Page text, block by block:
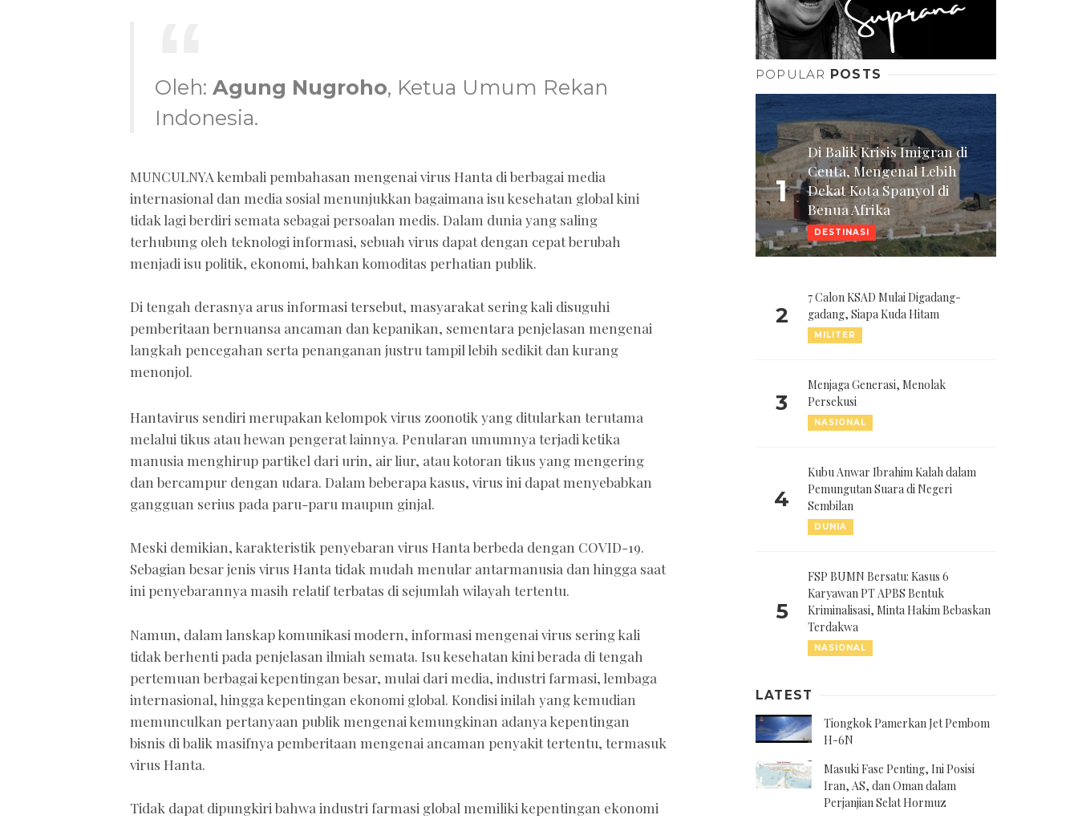
Oleh: Agung Nugroho, Ketua Umum Rekan
Indonesia.
MUNCULNYA kembali pembahasan mengenai virus Hanta di berbagai media
internasional dan media sosial menunjukkan bagaimana isu kesehatan global kini
tidak lagi berdiri semata sebagai persoalan medis. Dalam dunia yang saling
terhubung oleh teknologi informasi, sebuah virus dapat dengan cepat berubah
menjadi isu politik, ekonomi, bahkan komoditas perhatian publik.
Di tengah derasnya arus informasi tersebut, masyarakat sering kali disuguhi
pemberitaan bernuansa ancaman dan kepanikan, sementara penjelasan mengenai
langkah pencegahan serta penanganan justru tampil lebih sedikit dan kurang
menonjol.
Hantavirus sendiri merupakan kelompok virus zoonotik yang ditularkan terutama
melalui tikus atau hewan pengerat lainnya. Penularan umumnya terjadi ketika
manusia menghirup partikel dari urin, air liur, atau kotoran tikus yang mengering
dan bercampur dengan udara. Dalam beberapa kasus, virus ini dapat menyebabkan
gangguan serius pada paru-paru maupun ginjal.
Meski demikian, karakteristik penyebaran virus Hanta berbeda dengan COVID-19.
Sebagian besar jenis virus Hanta tidak mudah menular antarmanusia dan hingga saat
ini penyebarannya masih relatif terbatas di sejumlah wilayah tertentu.
Namun, dalam lanskap komunikasi modern, informasi mengenai virus sering kali
tidak berhenti pada penjelasan ilmiah semata. Isu kesehatan kini berada di tengah
pertemuan berbagai kepentingan besar, mulai dari media, industri farmasi, lembaga
internasional, hingga kepentingan ekonomi global. Kondisi inilah yang kemudian
memunculkan pertanyaan publik mengenai kemungkinan adanya kepentingan
bisnis di balik masifnya pemberitaan mengenai ancaman penyakit tertentu, termasuk
virus Hanta.
Tidak dapat dipungkiri bahwa industri farmasi global memiliki kepentingan ekonomi
POPULAR POSTS
1
Di Balik Krisis Imigran di
Ceuta, Mengenal Lebih
Dekat Kota Spanyol di
Benua Afrika
DESTINASI
2
7 Calon KSAD Mulai Digadang-
gadang, Siapa Kuda Hitam
MILITER
3
Menjaga Generasi, Menolak
Persekusi
NASIONAL
4
Kubu Anwar Ibrahim Kalah dalam
Pemungutan Suara di Negeri
Sembilan
DUNIA
5
FSP BUMN Bersatu: Kasus 6
Karyawan PT APBS Bentuk
Kriminalisasi, Minta Hakim Bebaskan
Terdakwa
NASIONAL
LATEST
Tiongkok Pamerkan Jet Pembom
H-6N
Masuki Fase Penting, Ini Posisi
Iran, AS, dan Oman dalam
Perjanjian Selat Hormuz